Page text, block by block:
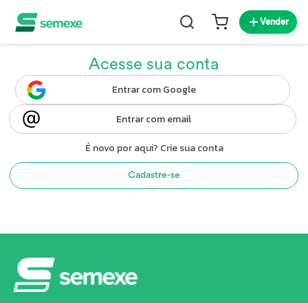
Vender
Acesse sua conta
Entrar com Google
Entrar com email
É novo por aqui? Crie sua conta
Cadastre-se